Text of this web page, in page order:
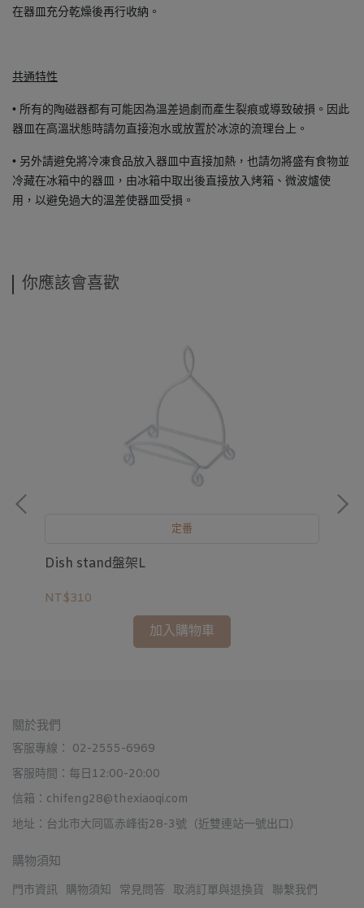
在器皿充分乾燥後再行收納。
共通特性
• 所有的陶磁器都有可能因為溫差過劇而產生裂痕或導致破損。因此
器皿在高溫狀態時請勿直接泡水或放置於冰涼的流理台上。
• 另外請避免將冷凍食品放入器皿中直接加熱，也請勿將盛有食物並
冷藏在冰箱中的器皿，由冰箱中取出後直接放入烤箱、微波爐使
用，以避免過大的溫差使器皿受損。
你應該會喜歡
定番
Dish stand盤架L
NT$310
加入購物車
關於我們
客服專線： 02-2555-6969
客服時間：每日12:00-20:00
信箱：chifeng28@thexiaoqi.com
地址：台北市大同區赤峰街28-3號（近雙連站一號出口）
購物須知
門市資訊 購物須知 常見問答 取消訂單與退換貨 聯繫我們